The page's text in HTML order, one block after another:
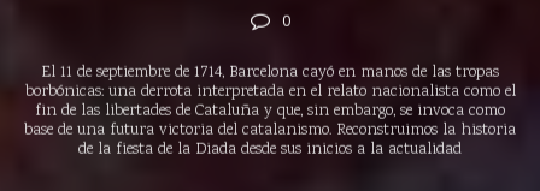
0
El 11 de septiembre de 1714, Barcelona cayó en manos de las tropas
borbónicas: una derrota interpretada en el relato nacionalista como el
fin de las libertades de Cataluña y que, sin embargo, se invoca como
base de una futura victoria del catalanismo. Reconstruimos la historia
de la fiesta de la Diada desde sus inicios a la actualidad